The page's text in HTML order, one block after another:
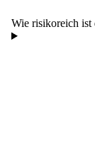
Wie risikoreich